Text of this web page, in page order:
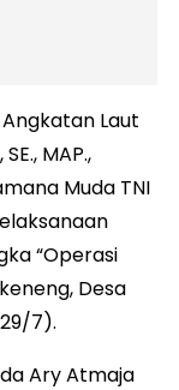
Angkatan Laut
MAP.,
Muda TNI
“Operasi
Desa
7).
Ary Atmaja